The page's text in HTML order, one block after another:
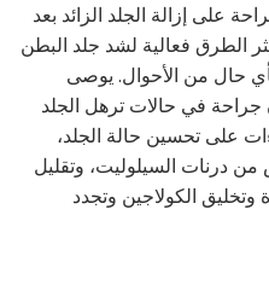
على إزالة الجلد الزائد بعد
الطرق فعالية لشد جلد البطن
بأي حال من الأحوال. يوصى
جراحة في حالات ترهل الجلد
على تحسين حالة الجلد،
من درنات السيلوليت، وتقليل
الكولاجين وتجدد